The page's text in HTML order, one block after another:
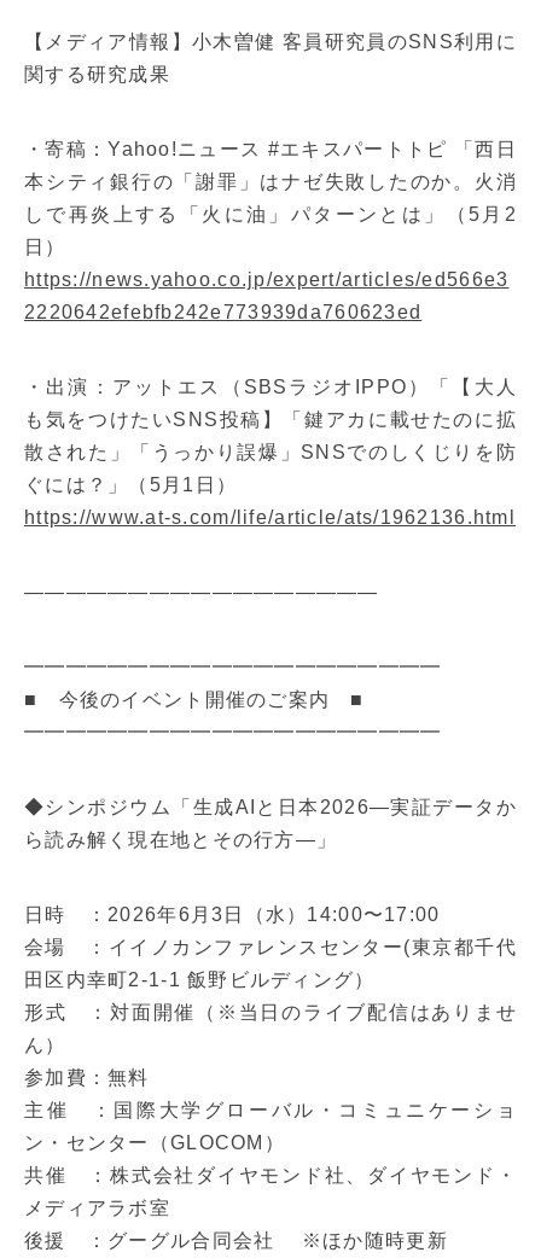
【メディア情報】小木曽健 客員研究員のSNS利用に
関する研究成果
・寄稿：Yahoo!ニュース #エキスパートトピ 「西日
本シティ銀行の「謝罪」はナゼ失敗したのか。火消
しで再炎上する「火に油」パターンとは」（5月2
日）
https://news.yahoo.co.jp/expert/articles/ed566e3
2220642efebfb242e773939da760623ed
・出演：アットエス（SBSラジオIPPO）「【大人
も気をつけたいSNS投稿】「鍵アカに載せたのに拡
散された」「うっかり誤爆」SNSでのしくじりを防
ぐには？」（5月1日）
https://www.at-s.com/life/article/ats/1962136.html
—————————————————
━━━━━━━━━━━━━━━━━━━━
■ 今後のイベント開催のご案内 ■
━━━━━━━━━━━━━━━━━━━━
◆シンポジウム「生成AIと日本2026―実証データか
ら読み解く現在地とその行方―」
日時 ：2026年6月3日（水）14:00〜17:00
会場 ：イイノカンファレンスセンター(東京都千代
田区内幸町2-1-1 飯野ビルディング）
形式 ：対面開催（※当日のライブ配信はありませ
ん）
参加費：無料
主催 ：国際大学グローバル・コミュニケーショ
ン・センター（GLOCOM）
共催 ：株式会社ダイヤモンド社、ダイヤモンド・
メディアラボ室
後援 ：グーグル合同会社 ※ほか随時更新